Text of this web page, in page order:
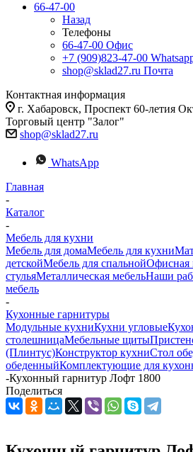
66-47-00
Назад
Телефоны
66-47-00 Офис
+7 (909)823-47-00
shop@sklad27.ru Почта
Контактная информация
г. Хабаровск, Проспект 60-летия
Торговый центр "Залог"
shop@sklad27.ru
WhatsApp
Главная
-
Каталог
-
Мебель для кухни
Мебель для домаМебель для кухни
детскойМебель для спальнойОфисная
стульяМеталлическая мебельНаши
мебель
-
Кухонные гарнитуры
Модульные кухниКухни угловые
столешницаМебельные щиты
(Плинтус)Конструктор кухниСтол
обеденныйКомплектующие для
-Кухонный гарнитур Лофт 1800
Поделиться